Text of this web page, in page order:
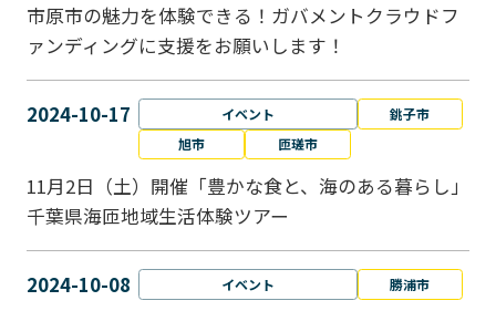
市原市の魅力を体験できる！ガバメントクラウドフ
ァンディングに支援をお願いします！
2024-10-17 イベント
銚子市
旭市
匝瑳市
11月2日（土）開催「豊かな食と、海のある暮らし」
千葉県海匝地域生活体験ツアー
2024-10-08 イベント 勝浦市